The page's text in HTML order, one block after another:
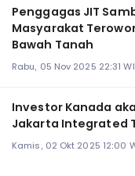
Penggagas JIT
Masyarakat
Bawah Tanah
Rabu, 05 Nov 2025 22:31
Investor Kanada
Jakarta Integrated
Kamis, 02 Okt 2025 12:00